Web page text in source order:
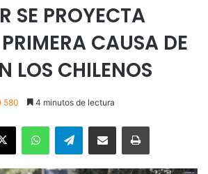
SE PROYECTA
CAUSA DE
LOS CHILENOS
580 4 minutos de lectura
X WhatsAppTelegramEnviar vía email Imprimir